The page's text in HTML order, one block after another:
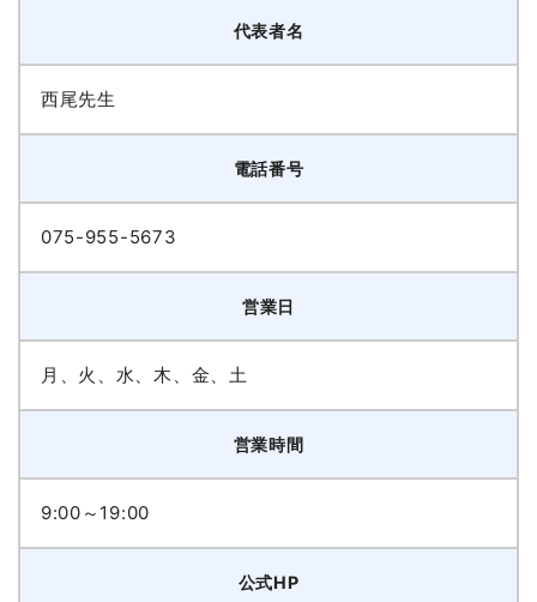
代表者名
西尾先生
電話番号
075-955-5673
営業日
月、火、水、木、金、土
営業時間
9:00～19:00
公式HP